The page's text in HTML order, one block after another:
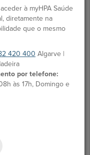
à myHPA Saúde
diretamente na
que o mesmo
420 400 Algarve |
por telefone:
às 17h, Domingo e